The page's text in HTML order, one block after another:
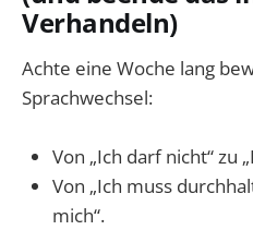
Verhandeln)
Achte eine Woche lang
Sprachwechsel:
Von „Ich darf nicht“ zu
Von „Ich muss
mich“.